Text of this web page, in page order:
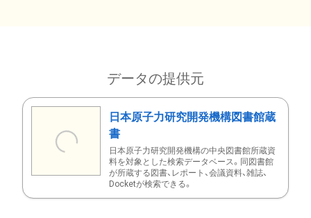
データの提供元
日本原子力研究開発機構図書館蔵
書
日本原子力研究開発機構の中央図書館所蔵資
料を対象とした検索データベース。同図書館
が所蔵する図書、レポート、会議資料、雑誌、
Docketが検索できる。